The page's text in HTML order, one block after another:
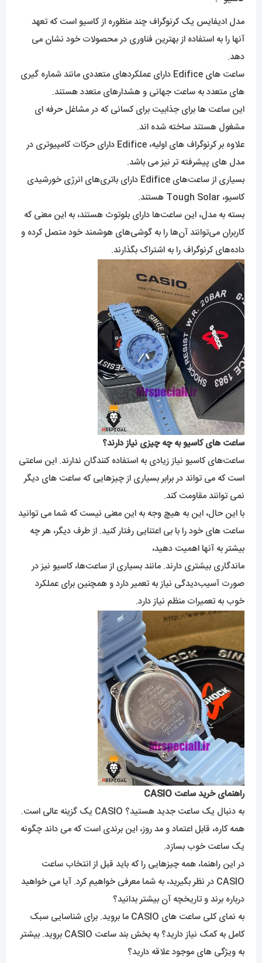
مدل ادیفایس یک کرنوگراف چند منظوره از کاسیو است که تعهد
آنها را به استفاده از بهترین فناوری در محصولات خود نشان می
دهد.
ساعت های Edifice دارای عملکردهای متعددی مانند شماره گیری
های متعدد به ساعت جهانی و هشدارهای متعدد هستند.
این ساعت ها برای جذابیت برای کسانی که در مشاغل حرفه ای
مشغول هستند ساخته شده اند.
علاوه بر کرنوگراف های اولیه، Edifice دارای حرکات کامپیوتری در
مدل های پیشرفته تر نیز می باشد.
بسیاری از ساعت‌های Edifice دارای باتری‌های انرژی خورشیدی
کاسیو، Tough Solar هستند.
بسته به مدل، این ساعت‌ها دارای بلوتوث هستند، به این معنی که
کاربران می‌توانند آن‌ها را به گوشی‌های هوشمند خود متصل کرده و
داده‌های کرنوگراف را به اشتراک بگذارند.
ساعت های کاسیو به چه چیزی نیاز دارند؟
ساعت‌های کاسیو نیاز زیادی به استفاده کنندگان ندارند. این ساعتی
است که می تواند در برابر بسیاری از چیزهایی که ساعت های دیگر
نمی توانند مقاومت کند.
با این حال، این به هیچ وجه به این معنی نیست که شما می توانید
ساعت های خود را با بی اعتنایی رفتار کنید. از طرف دیگر، هر چه
بیشتر به آنها اهمیت دهید،
ماندگاری بیشتری دارند. مانند بسیاری از ساعت‌ها، کاسیو نیز در
صورت آسیب‌دیدگی نیاز به تعمیر دارد و همچنین برای عملکرد
خوب به تعمیرات منظم نیاز دارد.
راهنمای خرید ساعت CASIO
به دنبال یک ساعت جدید هستید؟ CASIO یک گزینه عالی است.
همه کاره، قابل اعتماد و مد روز، این برندی است که می داند چگونه
یک ساعت خوب بسازد.
در این راهنما، همه چیزهایی را که باید قبل از انتخاب ساعت
CASIO در نظر بگیرید، به شما معرفی خواهیم کرد. آیا می خواهید
درباره برند و تاریخچه آن بیشتر بدانید؟
به نمای کلی ساعت های CASIO ما بروید. برای شناسایی سبک
کامل به کمک نیاز دارید؟ به بخش بند ساعت CASIO بروید. بیشتر
به ویژگی های موجود علاقه دارید؟